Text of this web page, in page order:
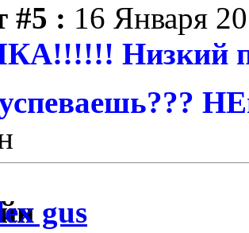
#5 : 16 Января
Низкий
gus